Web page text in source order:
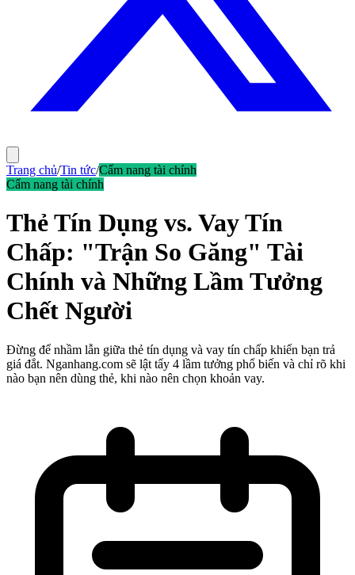
Trang chủ/Tin tức/Cẩm nang tài chính
Cẩm nang tài chính
Thẻ Tín Dụng vs. Vay Tín
Chấp: "Trận So Găng" Tài
Chính và Những Lầm Tưởng
Chết Người
Đừng để nhầm lẫn giữa thẻ tín dụng và vay tín chấp khiến bạn trả
giá đắt. Nganhang.com sẽ lật tẩy 4 lầm tưởng phổ biến và chỉ rõ khi
nào bạn nên dùng thẻ, khi nào nên chọn khoản vay.